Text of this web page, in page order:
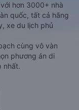
hơn 3000+ nhà
quốc, tất cả hãng
xe du lịch phủ
cùng vô vàn
phương án di
nhất.